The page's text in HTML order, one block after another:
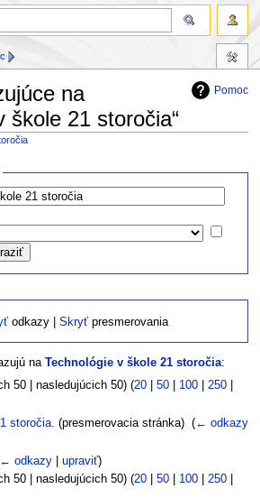
Pomoc
na
škole 21 storočia“
odkazy |Skryť presmerovania
na Technológie v škole 21 storočia:
50 | nasledujúcich 50) (20| 50| 100| 250|
storočia. (presmerovacia stránka) ‎ (← odkazy
← odkazy |upraviť)
50 | nasledujúcich 50) (20| 50| 100| 250|